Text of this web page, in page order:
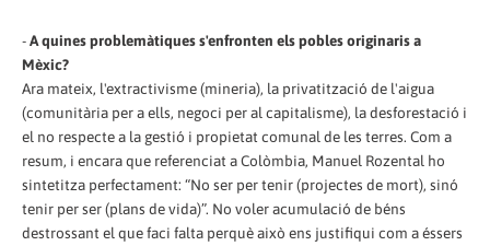
-A quines problemàtiques s'enfronten els pobles originaris a
Mèxic?
Ara mateix, l'extractivisme (mineria), la privatització de l'aigua
(comunitària per a ells, negoci per al capitalisme), la desforestació i
el no respecte a la gestió i propietat comunal de les terres. Com a
resum, i encara que referenciat a Colòmbia, Manuel Rozental ho
sintetitza perfectament: “No ser per tenir (projectes de mort), sinó
tenir per ser (plans de vida)”. No voler acumulació de béns
destrossant el que faci falta perquè això ens justifiqui com a éssers